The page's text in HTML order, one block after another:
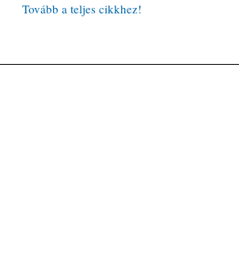
Tovább a teljes cikkhez!